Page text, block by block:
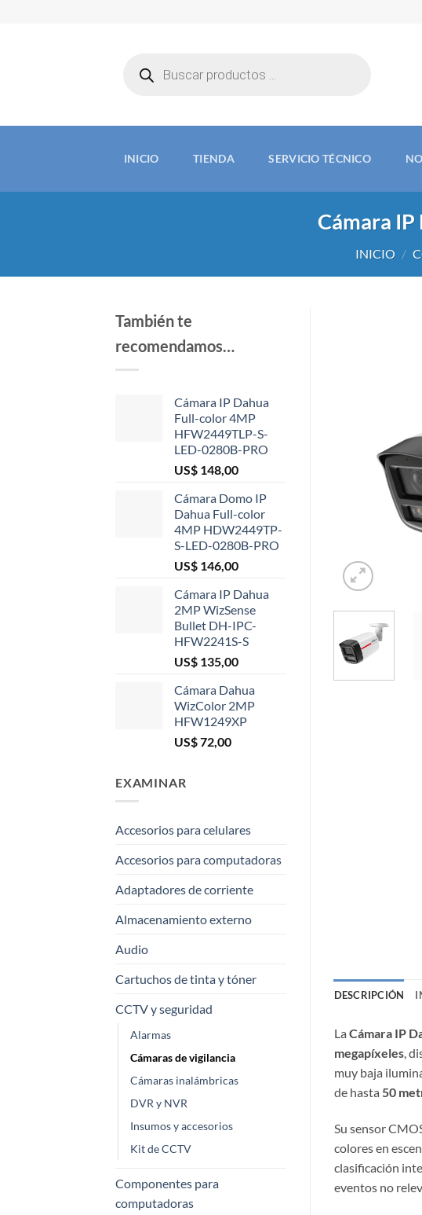
productos
INICIO TIENDA SERVICIO TÉCNICO
Cámara
INICIO /
También te
recomendamos…
Cámara IP Dahua
Full-color 4MP
HFW2449TLP-S-
LED-0280B-PRO
US$ 148,00
Cámara Domo IP
Dahua Full-color
4MP HDW2449TP-
S-LED-0280B-PRO
US$ 146,00
Cámara IP Dahua
2MP WizSense
Bullet DH-IPC-
HFW2241S-S
US$ 135,00
Cámara Dahua
WizColor 2MP
HFW1249XP
US$72,00
EXAMINAR
Accesorios para celulares
Accesorios para computadoras
Adaptadores de corriente
Almacenamiento externo
Audio
Cartuchos de tinta y tóner
CCTV y seguridad
Alarmas
Cámaras de vigilancia
Cámaras inalámbricas
DVR y NVR
Insumos y accesorios
Kit de CCTV
Componentes para
computadoras
DESCRIPCIÓN
La Cámara IP
megapíxeles,
muy baja
de hasta 50
Su sensor
colores en
clasificación
eventos no